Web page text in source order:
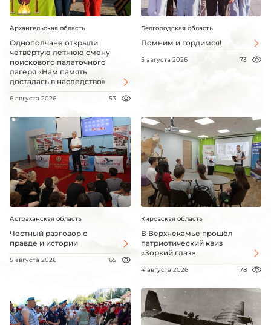
Архангельская область
Однополчане открыли
четвёртую летнюю смену
поискового палаточного
лагеря «Нам память
досталась в наследство»
6 августа 2026 53
Белгородская область
Помним и гордимся!
5 августа 2026 73
Астраханская область
Честный разговор о
правде и истории
5 августа 2026 65
Кировская область
В Верхнекамье прошёл
патриотический квиз
«Зоркий глаз»
4 августа 2026 78